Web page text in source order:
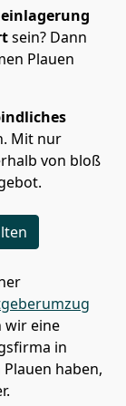
sein? Dann
Plauen
Mit nur
von bloß
wir eine
in
haben,